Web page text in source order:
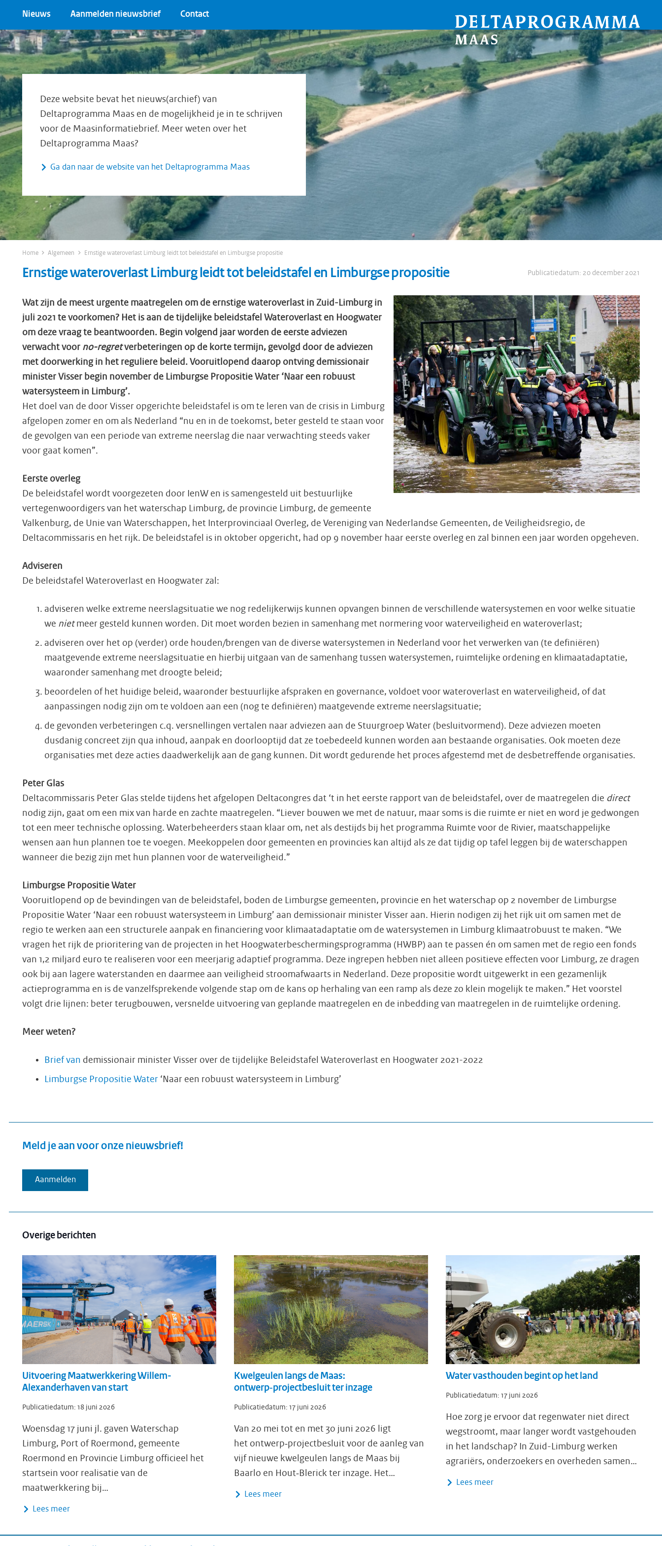
Nieuws Aanmelden nieuwsbrief Contact
Deze website bevat het nieuws(archief) van
Deltaprogramma Maas en de mogelijkheid je in te schrijven
voor de Maasinformatiebrief. Meer weten over het
Deltaprogramma Maas?
Ga dan naar de website van het Deltaprogramma Maas
Home Algemeen Ernstige wateroverlast Limburg leidt tot beleidstafel en Limburgse propositie
Ernstige wateroverlast Limburg leidt tot beleidstafel en Limburgse propositie Publicatiedatum: 20 december 2021
Wat zijn de meest urgente maatregelen om de ernstige wateroverlast in Zuid-Limburg in
juli 2021 te voorkomen? Het is aan de tijdelijke beleidstafel Wateroverlast en Hoogwater
om deze vraag te beantwoorden. Begin volgend jaar worden de eerste adviezen
verwacht voor no-regretverbeteringen op de korte termijn, gevolgd door de adviezen
met doorwerking in het reguliere beleid. Vooruitlopend daarop ontving demissionair
minister Visser begin november de Limburgse Propositie Water ‘Naar een robuust
watersysteem in Limburg’.
Het doel van de door Visser opgerichte beleidstafel is om te leren van de crisis in Limburg
afgelopen zomer en om als Nederland “nu en in de toekomst, beter gesteld te staan voor
de gevolgen van een periode van extreme neerslag die naar verwachting steeds vaker
voor gaat komen”.
Eerste overleg
De beleidstafel wordt voorgezeten door IenW en is samengesteld uit bestuurlijke
vertegenwoordigers van het waterschap Limburg, de provincie Limburg, de gemeente
Valkenburg, de Unie van Waterschappen, het Interprovinciaal Overleg, de Vereniging van Nederlandse Gemeenten, de Veiligheidsregio, de
Deltacommissaris en het rijk. De beleidstafel is in oktober opgericht, had op 9 november haar eerste overleg en zal binnen een jaar worden opgeheven.
Adviseren
De beleidstafel Wateroverlast en Hoogwater zal:
adviseren welke extreme neerslagsituatie we nog redelijkerwijs kunnen opvangen binnen de verschillende watersystemen en voor welke situatie
we nietmeer gesteld kunnen worden. Dit moet worden bezien in samenhang met normering voor waterveiligheid en wateroverlast;
adviseren over het op (verder) orde houden/brengen van de diverse watersystemen in Nederland voor het verwerken van (te definiëren)
maatgevende extreme neerslagsituatie en hierbij uitgaan van de samenhang tussen watersystemen, ruimtelijke ordening en klimaatadaptatie,
waaronder samenhang met droogte beleid;
beoordelen of het huidige beleid, waaronder bestuurlijke afspraken en governance, voldoet voor wateroverlast en waterveiligheid, of dat
aanpassingen nodig zijn om te voldoen aan een (nog te definiëren) maatgevende extreme neerslagsituatie;
de gevonden verbeteringen c.q. versnellingen vertalen naar adviezen aan de Stuurgroep Water (besluitvormend). Deze adviezen moeten
dusdanig concreet zijn qua inhoud, aanpak en doorlooptijd dat ze toebedeeld kunnen worden aan bestaande organisaties. Ook moeten deze
organisaties met deze acties daadwerkelijk aan de gang kunnen. Dit wordt gedurende het proces afgestemd met de desbetreffende organisaties.
Peter Glas
Deltacommissaris Peter Glas stelde tijdens het afgelopen Deltacongres dat ‘t in het eerste rapport van de beleidstafel, over de maatregelen die direct
nodig zijn, gaat om een mix van harde en zachte maatregelen. “Liever bouwen we met de natuur, maar soms is die ruimte er niet en word je gedwongen
tot een meer technische oplossing. Waterbeheerders staan klaar om, net als destijds bij het programma Ruimte voor de Rivier, maatschappelijke
wensen aan hun plannen toe te voegen. Meekoppelen door gemeenten en provincies kan altijd als ze dat tijdig op tafel leggen bij de waterschappen
wanneer die bezig zijn met hun plannen voor de waterveiligheid.”
Limburgse Propositie Water
Vooruitlopend op de bevindingen van de beleidstafel, boden de Limburgse gemeenten, provincie en het waterschap op 2 november de Limburgse
Propositie Water ‘Naar een robuust watersysteem in Limburg’ aan demissionair minister Visser aan. Hierin nodigen zij het rijk uit om samen met de
regio te werken aan een structurele aanpak en financiering voor klimaatadaptatie om de watersystemen in Limburg klimaatrobuust te maken. “We
vragen het rijk de prioritering van de projecten in het Hoogwaterbeschermingsprogramma (HWBP) aan te passen én om samen met de regio een fonds
van 1,2 miljard euro te realiseren voor een meerjarig adaptief programma. Deze ingrepen hebben niet alleen positieve effecten voor Limburg, ze dragen
ook bij aan lagere waterstanden en daarmee aan veiligheid stroomafwaarts in Nederland. Deze propositie wordt uitgewerkt in een gezamenlijk
actieprogramma en is de vanzelfsprekende volgende stap om de kans op herhaling van een ramp als deze zo klein mogelijk te maken.” Het voorstel
volgt drie lijnen: beter terugbouwen, versnelde uitvoering van geplande maatregelen en de inbedding van maatregelen in de ruimtelijke ordening.
Meer weten?
Brief van demissionair minister Visser over de tijdelijke Beleidstafel Wateroverlast en Hoogwater 2021-2022
Limburgse Propositie Water ‘Naar een robuust watersysteem in Limburg’
Meld je aan voor onze nieuwsbrief!
Aanmelden
Overige berichten
Uitvoering Maatwerkkering Willem-
Alexanderhaven van start
Publicatiedatum: 18 juni 2026
Woensdag 17 juni jl. gaven Waterschap
Limburg, Port of Roermond, gemeente
Roermond en Provincie Limburg officieel het
startsein voor realisatie van de
maatwerkkering bij…
Lees meer
Kwelgeulen langs de Maas:
ontwerp‑projectbesluit ter inzage
Publicatiedatum: 17 juni 2026
Van 20 mei tot en met 30 juni 2026 ligt
het ontwerp‑projectbesluit voor de aanleg van
vijf nieuwe kwelgeulen langs de Maas bij
Baarlo en Hout‑Blerick ter inzage. Het…
Lees meer
Water vasthouden begint op het land
Publicatiedatum: 17 juni 2026
Hoe zorg je ervoor dat regenwater niet direct
wegstroomt, maar langer wordt vastgehouden
in het landschap? In Zuid-Limburg werken
agrariërs, onderzoekers en overheden samen…
Lees meer